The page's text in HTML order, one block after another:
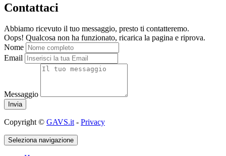
Contattaci
Abbiamo ricevuto il tuo messaggio, presto ti contatteremo.
Oops! Qualcosa non ha funzionato, ricarica la pagina e riprova.
Nome
Email
Messaggio
Copyright © GAVS.it- Privacy
Seleziona navigazione